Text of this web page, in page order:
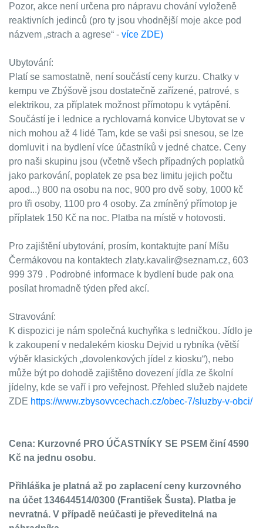
Pozor, akce není určena pro nápravu chování vyloženě
reaktivních jedinců (pro ty jsou vhodnější moje akce pod
názvem „strach a agrese“ - více ZDE)
Ubytování:
Platí se samostatně, není součástí ceny kurzu. Chatky v
kempu ve Zbýšově jsou dostatečně zařízené, patrové, s
elektrikou, za příplatek možnost přímotopu k vytápění.
Součástí je i lednice a rychlovarná konvice Ubytovat se v
nich mohou až 4 lidé Tam, kde se vaši psi snesou, se lze
domluvit i na bydlení více účastníků v jedné chatce. Ceny
pro naši skupinu jsou (včetně všech případných poplatků
jako parkování, poplatek ze psa bez limitu jejich počtu
apod...) 800 na osobu na noc, 900 pro dvě soby, 1000 kč
pro tři osoby, 1100 pro 4 osoby. Za zmíněný přímotop je
příplatek 150 Kč na noc. Platba na místě v hotovosti.
Pro zajištění ubytování, prosím, kontaktujte paní Míšu
Čermákovou na kontaktech zlaty.kavalir@seznam.cz, 603
999 379 . Podrobné informace k bydlení bude pak ona
posílat hromadně týden před akcí.
Stravování:
K dispozici je nám společná kuchyňka s ledničkou. Jídlo je
k zakoupení v nedalekém kiosku Dejvid u rybníka (větší
výběr klasických „dovolenkových jídel z kiosku“), nebo
může být po dohodě zajištěno dovezení jídla ze školní
jídelny, kde se vaří i pro veřejnost. Přehled služeb najdete
ZDE https://www.zbysovvcechach.cz/obec-7/sluzby-v-obci/
Cena: Kurzovné PRO ÚČASTNÍKY SE PSEM činí 4590
Kč na jednu osobu.
Přihláška je platná až po zaplacení ceny kurzovného
na účet 134644514/0300 (František Šusta). Platba je
nevratná. V případě neúčasti je převeditelná na